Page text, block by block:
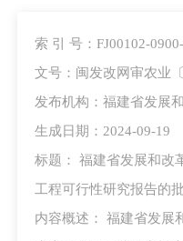
索 引 号：FJ00102-
文号：闽发改网审农业
发布机构：福建省发展
生成日期：2024-09-19
标题： 福建省发展和改
工程可行性研究报告的
内容概述： 福建省发展